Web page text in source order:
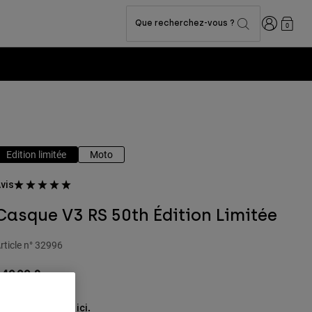
Que recherchez-vous ? Connexion
0
Edition limitée Moto
V3 RS 50th Édition Limitée
n° 32996
€
ici.